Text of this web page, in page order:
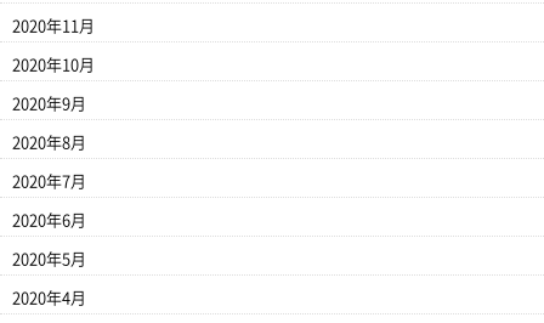
2020年11月
2020年10月
2020年9月
2020年8月
2020年7月
2020年6月
2020年5月
2020年4月